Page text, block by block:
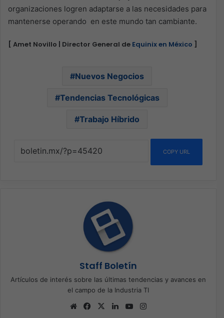
organizaciones logren adaptarse a las necesidades para
mantenerse operando en este mundo tan cambiante.
[ Amet Novillo | Director General de Equinix en México ]
Nuevos Negocios
Tendencias Tecnológicas
Trabajo Híbrido
COPY URL
Staff Boletín
Artículos de interés sobre las últimas tendencias y avances en
el campo de la Industria TI
Sitio
Facebook
X LinkedInYouTube